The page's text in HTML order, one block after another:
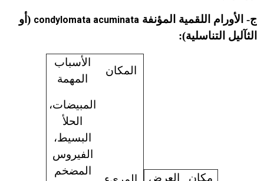
ج- الأورام اللقمية المؤنفة condylomata acuminata (أو
الثآليل التناسلية):
مكان
العرض
المكان
الأسباب
المهمة
المبيضات،
الحلأ
البسيط،
الفيروس
المضخم